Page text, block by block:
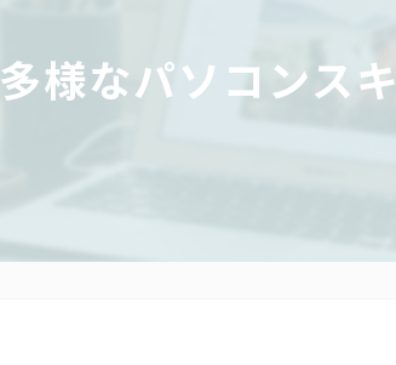
多様なパソコンス